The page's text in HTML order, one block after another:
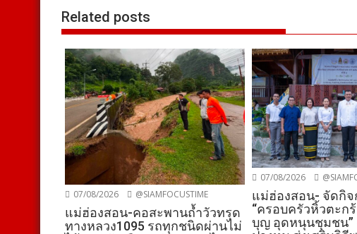
Related posts
07/08/2026 @SIAMFOCUSTIME
แม่ฮ่องสอน-คอสะพานถ้ำวัวทรุด
ทางหลวง1095 รถทุกชนิดผ่านไม่
07/08/2026
แม่ฮ่องสอน- จัดกิจ
“ครอบครัวหิ้วตะก
บุญ อุดหนุนชุมชน”